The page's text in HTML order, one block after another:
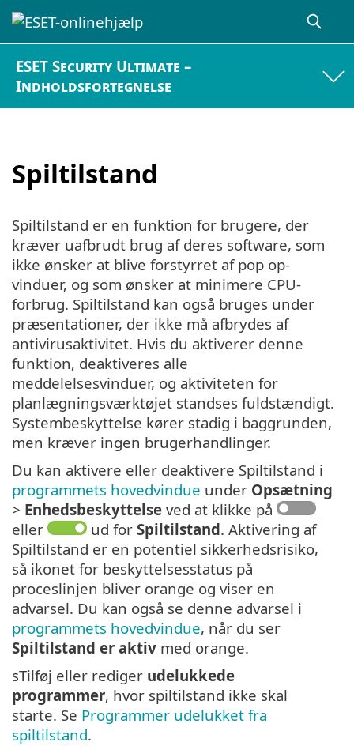
ESET Security Ultimate –
Indholdsfortegnelse
Spiltilstand
Spiltilstand er en funktion for brugere, der
kræver uafbrudt brug af deres software, som
ikke ønsker at blive forstyrret af pop op-
vinduer, og som ønsker at minimere CPU-
forbrug. Spiltilstand kan også bruges under
præsentationer, der ikke må afbrydes af
antivirusaktivitet. Hvis du aktiverer denne
funktion, deaktiveres alle
meddelelsesvinduer, og aktiviteten for
planlægningsværktøjet standses fuldstændigt.
Systembeskyttelse kører stadig i baggrunden,
men kræver ingen brugerhandlinger.
Du kan aktivere eller deaktivere Spiltilstand i
programmets hovedvindue under Opsætning
> Enhedsbeskyttelse ved at klikke på
eller
ud for Spiltilstand. Aktivering af
Spiltilstand er en potentiel sikkerhedsrisiko,
så ikonet for beskyttelsesstatus på
proceslinjen bliver orange og viser en
advarsel. Du kan også se denne advarsel i
programmets hovedvindue, når du ser
Spiltilstand er aktiv med orange.
sTilføj eller rediger udelukkede
programmer, hvor spiltilstand ikke skal
starte. Se Programmer udelukket fra
spiltilstand.